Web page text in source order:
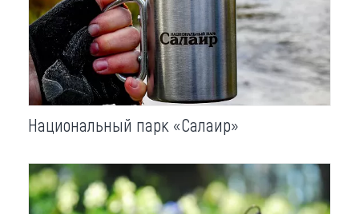
Национальный парк «Салаир»